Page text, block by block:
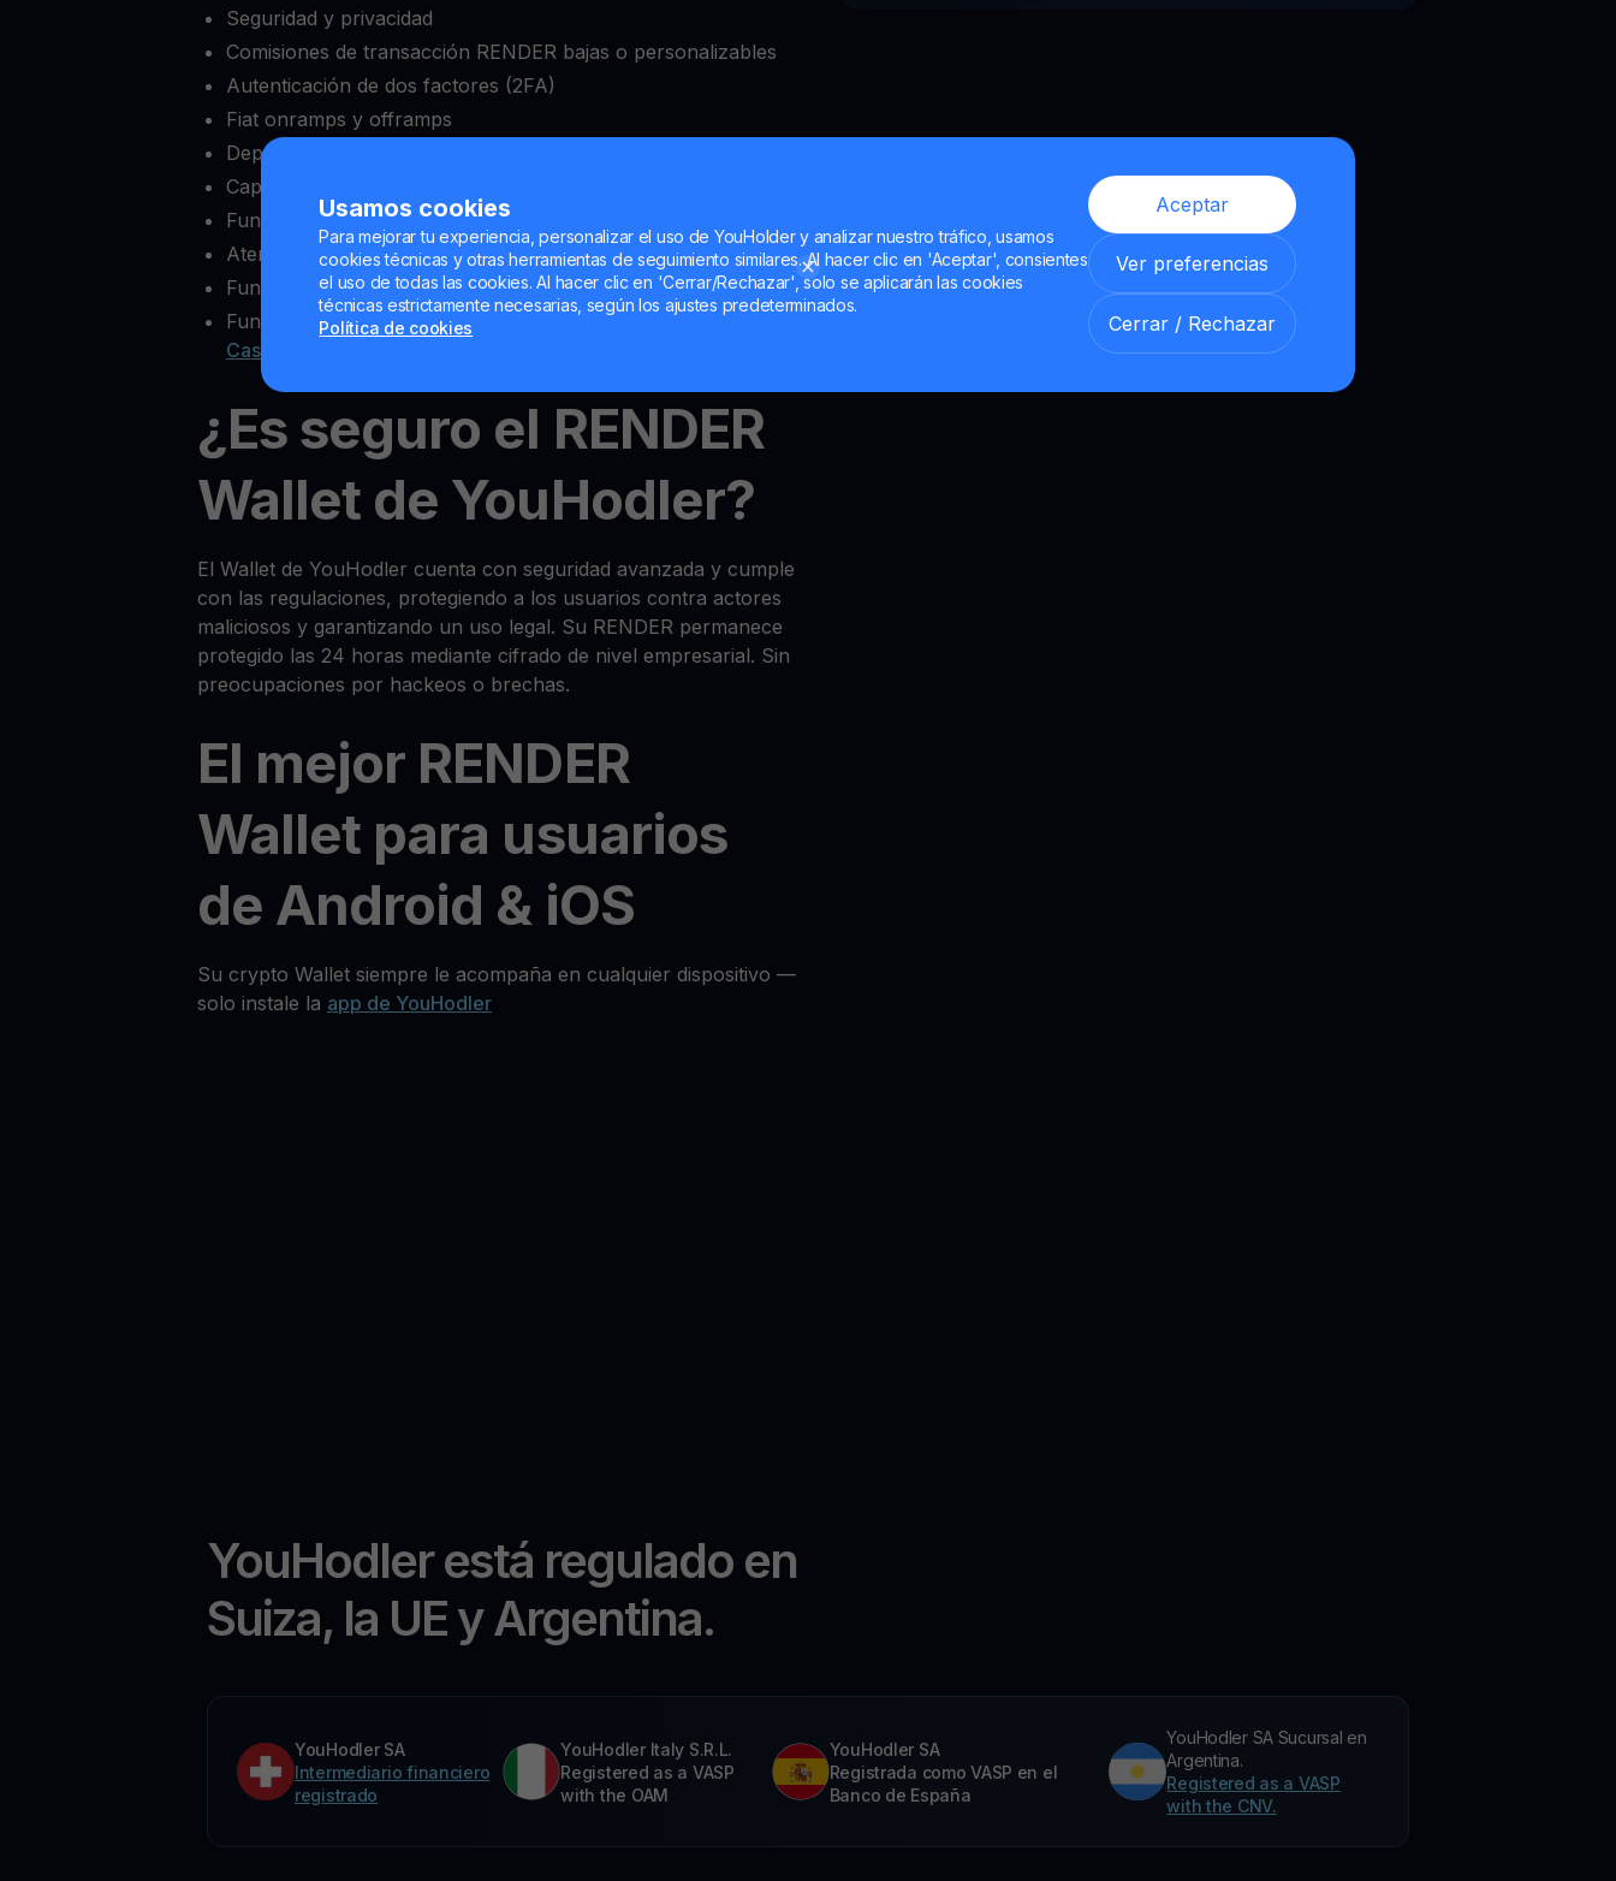
Usamos cookies
Para mejorar tu experiencia, personalizar el uso de YouHolder y analizar nuestro tráfico, usamos
cookies técnicas y otras herramientas de seguimiento similares. Al hacer clic en 'Aceptar', consientes
el uso de todas las cookies. Al hacer clic en 'Cerrar/Rechazar', solo se aplicarán las cookies
técnicas estrictamente necesarias, según los ajustes predeterminados.
Política de cookies
Aceptar
Ver preferencias
Cerrar / Rechazar
Seguridad y privacidad
Comisiones de transacción RENDER bajas o personalizables
Autenticación de dos factores (2FA)
Fiat onramps y offramps
Depósito mínimo bajo
Capacidad de bloquear y desbloquear retiros a voluntad
Funciones completas de intercambio de criptomonedas
Atención al cliente confiable
Funcionalidad multisig
Funciones extra comoYield Account MultiHODL und
Get
Cash
¿Es seguro el RENDER
Wallet de YouHodler?
El Wallet de YouHodler cuenta con seguridad avanzada y cumple
con las regulaciones, protegiendo a los usuarios contra actores
maliciosos y garantizando un uso legal. Su RENDER permanece
protegido las 24 horas mediante cifrado de nivel empresarial. Sin
preocupaciones por hackeos o brechas.
El mejor RENDER
Wallet para usuarios
de Android & iOS
Su crypto Wallet siempre le acompaña en cualquier dispositivo —
solo instale la app de YouHodler
YouHodler está regulado en
Suiza, la UE y Argentina.
YouHodler SA
Intermediario financiero
registrado
YouHodler Italy S.R.L.
Registered as a VASP
with the OAM
YouHodler SA
Registrada como VASP en el
Banco de España
YouHodler SA Sucursal en
Argentina.
Registered as a VASP
with the CNV.